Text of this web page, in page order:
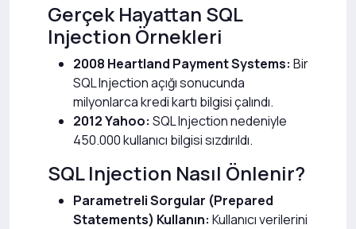
Gerçek Hayattan SQL
Injection Örnekleri
2008 Heartland Payment Systems: Bir
SQL Injection açığı sonucunda
milyonlarca kredi kartı bilgisi çalındı.
2012 Yahoo: SQL Injection nedeniyle
450.000 kullanıcı bilgisi sızdırıldı.
SQL Injection Nasıl Önlenir?
Parametreli Sorgular (Prepared
Statements) Kullanın: Kullanıcı verilerini